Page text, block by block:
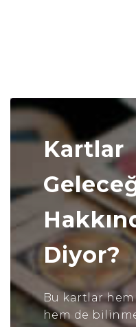
Kartlar
Diyor?
Bu kartlar
hem de